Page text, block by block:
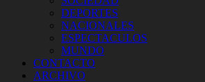
DEPORTES
NACIONALES
ESPECTACULOS
MUNDO
CONTACTO
ARCHIVO